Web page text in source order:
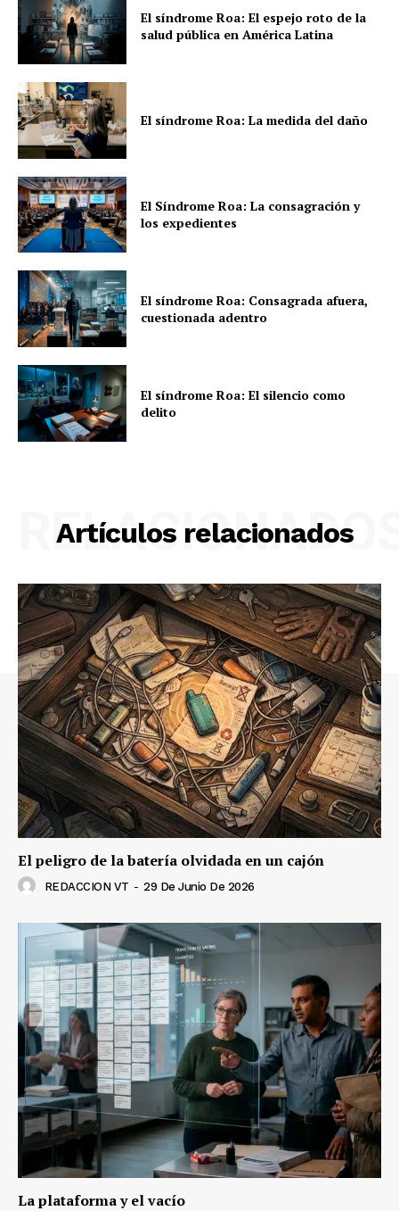
El síndrome Roa: El espejo roto de la
salud pública en América Latina
El síndrome Roa: La medida del daño
El Síndrome Roa: La consagración y
los expedientes
El síndrome Roa: Consagrada afuera,
cuestionada adentro
El síndrome Roa: El silencio como
delito
Artículos relacionados
El peligro de la batería olvidada en un cajón
REDACCION VT - 29 De Junio De 2026
La plataforma y el vacío